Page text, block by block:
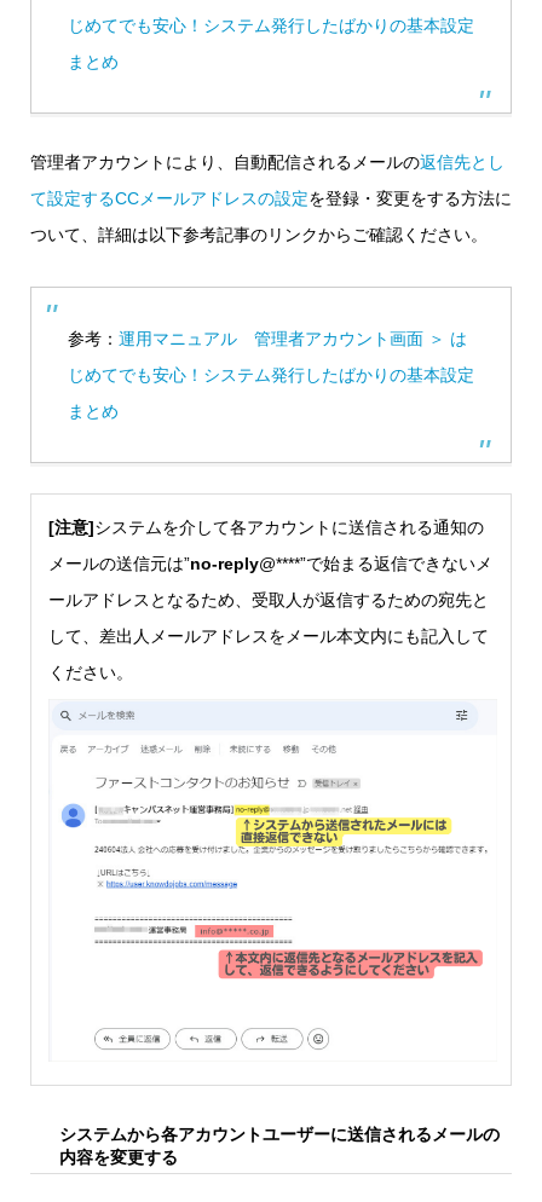
じめてでも安心！システム発行したばかりの基本設定
まとめ
管理者アカウントにより、自動配信されるメールの返信先とし
て設定するCCメールアドレスの設定を登録・変更をする方法に
ついて、詳細は以下参考記事のリンクからご確認ください。
参考： 運用マニュアル 管理者アカウント画面 ＞ は
じめてでも安心！システム発行したばかりの基本設定
まとめ
[注意]システムを介して各アカウントに送信される通知の
メールの送信元は”no-reply@****”で始まる返信できないメ
ールアドレスとなるため、受取人が返信するための宛先と
して、差出人メールアドレスをメール本文内にも記入して
ください。
システムから各アカウントユーザーに送信されるメールの
内容を変更する